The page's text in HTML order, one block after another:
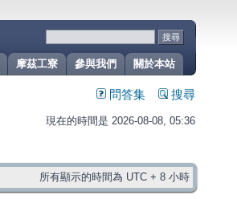
關於本站
參與我們
摩茲工寮
問答集 搜尋
現在的時間是 2026-08-08, 05:36
所有顯示的時間為 UTC + 8 小時